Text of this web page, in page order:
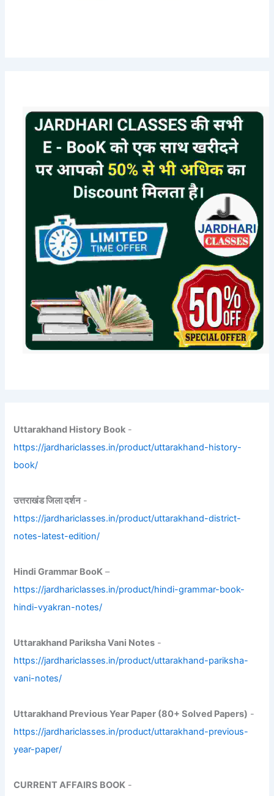
Uttarakhand History Book -
https://jardhariclasses.in/product/uttarakhand-history-
book/
उत्तराखंड जिला दर्शन-
https://jardhariclasses.in/product/uttarakhand-district-
notes-latest-edition/
Hindi Grammar BooK –
https://jardhariclasses.in/product/hindi-grammar-book-
hindi-vyakran-notes/
Uttarakhand Pariksha Vani Notes -
https://jardhariclasses.in/product/uttarakhand-pariksha-
vani-notes/
Uttarakhand Previous Year Paper (80+ Solved Papers) -
https://jardhariclasses.in/product/uttarakhand-previous-
year-paper/
CURRENT AFFAIRS BOOK -